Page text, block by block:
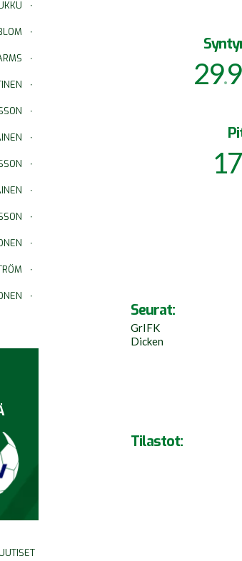
29.9
Seurat:
GrIFK
Dicken
Tilastot: